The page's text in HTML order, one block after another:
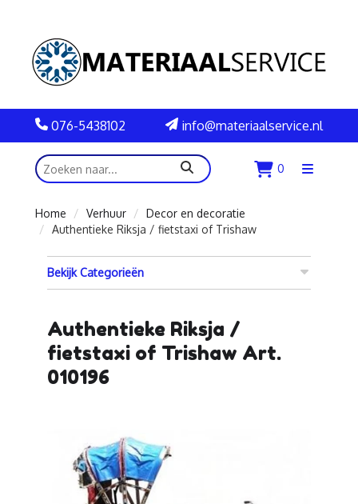
076-5438102 info@materiaalservice.nl
zoeken 0
Menu
Home
Verhuur
Decor en decoratie
Authentieke Riksja / fietstaxi of Trishaw
Bekijk Categorieën
Authentieke Riksja /
fietstaxi of Trishaw Art.
010196